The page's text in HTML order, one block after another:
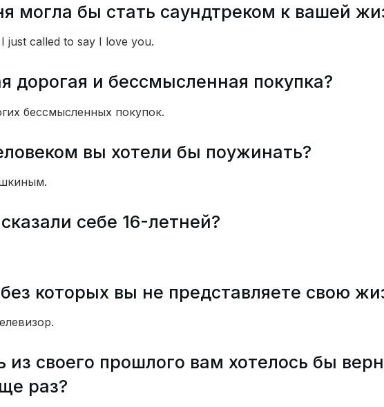
могла бы стать саундтреком к вашей
just called to say I love you.
дорогая и бессмысленная покупка?
бессмысленных покупок.
вы хотели бы поужинать?
себе 16-летней?
которых вы не представляете свою
из своего прошлого вам хотелось бы
раз?